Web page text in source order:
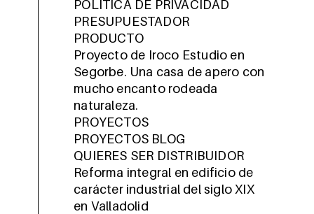
POLÍTICA DE PRIVACIDAD
PRESUPUESTADOR
PRODUCTO
Proyecto de Iroco Estudio en
Segorbe. Una casa de apero con
mucho encanto rodeada
naturaleza.
PROYECTOS
PROYECTOS BLOG
QUIERES SER DISTRIBUIDOR
Reforma integral en edificio de
carácter industrial del siglo XIX
en Valladolid